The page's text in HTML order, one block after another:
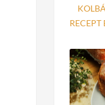
RECEPT